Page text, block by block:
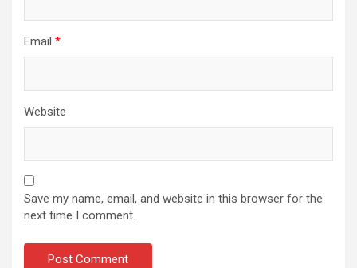
Email *
Website
Save my name, email, and website in this browser for the
next time I comment.